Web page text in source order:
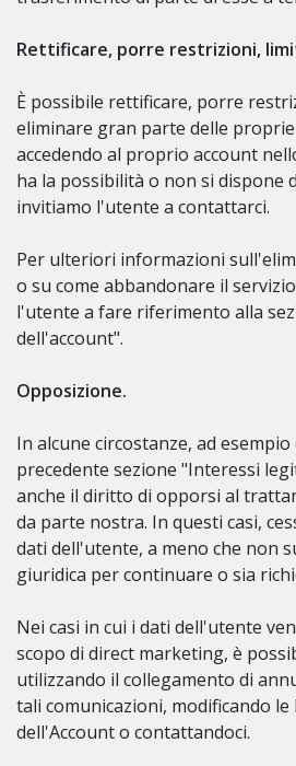
Rettificare, porre restrizioni,
È possibile rettificare, porre
eliminare gran parte delle
accedendo al proprio account
ha la possibilità o non si dispone
invitiamo l'utente a contattarci.
Per ulteriori informazioni
o su come abbandonare il
l'utente a fare riferimento alla
dell'account".
Opposizione.
In alcune circostanze, ad
precedente sezione "Interessi
anche il diritto di opporsi al
da parte nostra. In questi casi,
dati dell'utente, a meno che non
giuridica per continuare o sia
Nei casi in cui i dati dell'utente
scopo di direct marketing, è
utilizzando il collegamento di
tali comunicazioni, modificando
dell'Account o contattandoci.